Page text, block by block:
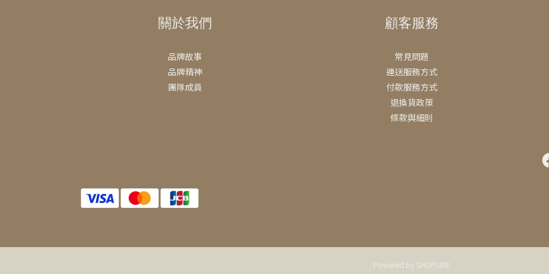
關於我們
品牌故事
品牌精神
團隊成員
顧客服務
常見問題
運送服務方式
付款服務方式
退換貨政策
條款與細則
Powered by SHOPLINE